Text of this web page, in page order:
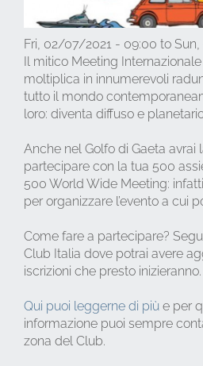
Fri, 02/07/2021 - 09:00 to
Il mitico Meeting
moltiplica in innumerevoli
tutto il mondo
loro: diventa diffuso e
Anche nel Golfo di Gaeta avrai
partecipare con la tua 500
500 World Wide Meeting:
per organizzare l’evento a cui
Come fare a partecipare?
Club Italia dove potrai avere
iscrizioni che presto inizieranno.
Qui puoi leggerne di più e per
informazione puoi sempre
zona del Club.